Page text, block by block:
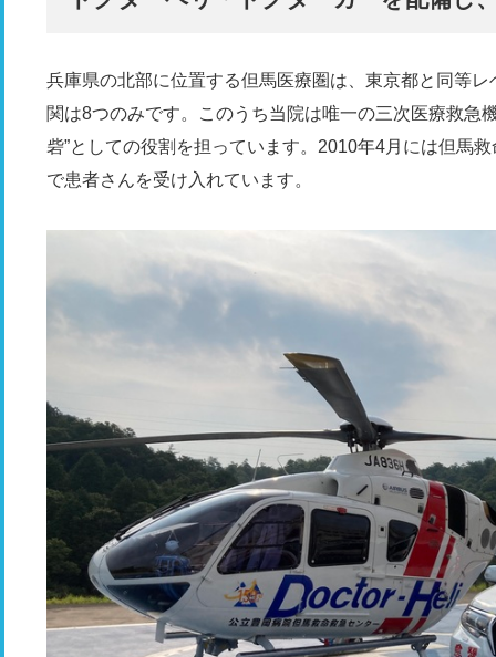
兵庫県の北部に位置する但馬医療圏は、東京都と同等
関は8つのみです。このうち当院は唯一の三次医療救急
砦”としての役割を担っています。2010年4月には但馬
で患者さんを受け入れています。